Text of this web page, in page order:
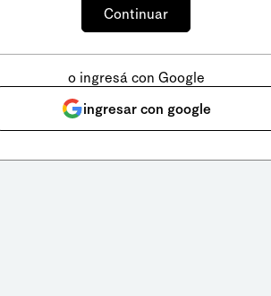
o ingresá con Google
ingresar con google